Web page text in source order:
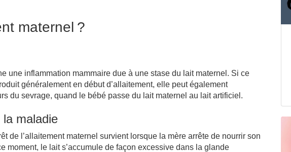
maternel ?
une inflammation mammaire due à une stase du lait maternel. Si ce
généralement en début d’allaitement, elle peut également
du sevrage, quand le bébé passe du lait maternel au lait artificiel.
maladie
de l’allaitement maternel survient lorsque la mère arrête de nourrir son
moment, le lait s’accumule de façon excessive dans la glande